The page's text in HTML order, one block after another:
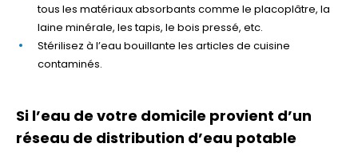
tous les matériaux absorbants comme le placoplâtre, la
laine minérale, les tapis, le bois pressé, etc.
Stérilisez à l’eau bouillante les articles de cuisine
contaminés.
Si l’eau de votre domicile provient d’un
réseau de distribution d’eau potable